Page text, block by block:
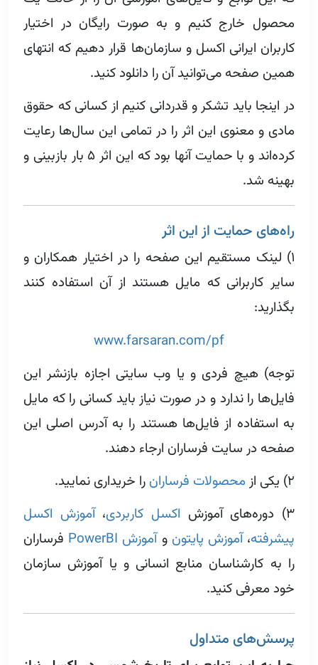
محصول خارج کنیم و به صورت رایگان در اختیار
کاربران ایرانی اکسل و سازمان‌ها قرار دهیم که انتهای
همین صفحه می‌توانید آن را دانلود کنید.
در اینجا باید تشکر و قدردانی کنیم از کسانی که حقوق
مادی و معنوی این اثر را در تمامی این سال‌ها رعایت
کرده‌اند و با حمایت آنها بود که این اثر ۵ بار بازبینی و
بهینه شد.
راه‌های حمایت از این اثر
۱) لینک مستقیم این صفحه را در اختیار همکاران و
سایر کاربرانی که مایل هستند از آن استفاده کنند
بگذارید:
www.farsaran.com/pf
توجه) هیچ فردی و یا وب سایتی اجازه بازنشر این
فایل‌ها را ندارد و در صورت نیاز باید کسانی را که مایل
به استفاده از فایل‌ها هستند را به آدرس اصلی این
صفحه در سایت فرساران ارجاء دهند.
۲) یکی از
محصولات فرساران را خریداری نمایید.
۳) دوره‌های آموزش
اکسل کاربردی،آموزش اکسل
پیشرفته،آموزش پایتون وآموزش PowerBI
فرساران
را به کارشناسان منابع انسانی و یا آموزش سازمان
خود معرفی کنید.
پرسش‌های متداول